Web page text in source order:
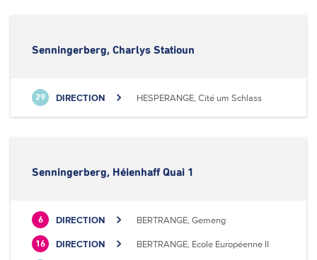
Senningerberg, Charlys Statioun
29 DIRECTION HESPERANGE, Cité um Schlass
Senningerberg, Héienhaff Quai 1
6 DIRECTION BERTRANGE, Gemeng
16 DIRECTION BERTRANGE, Ecole Européenne II